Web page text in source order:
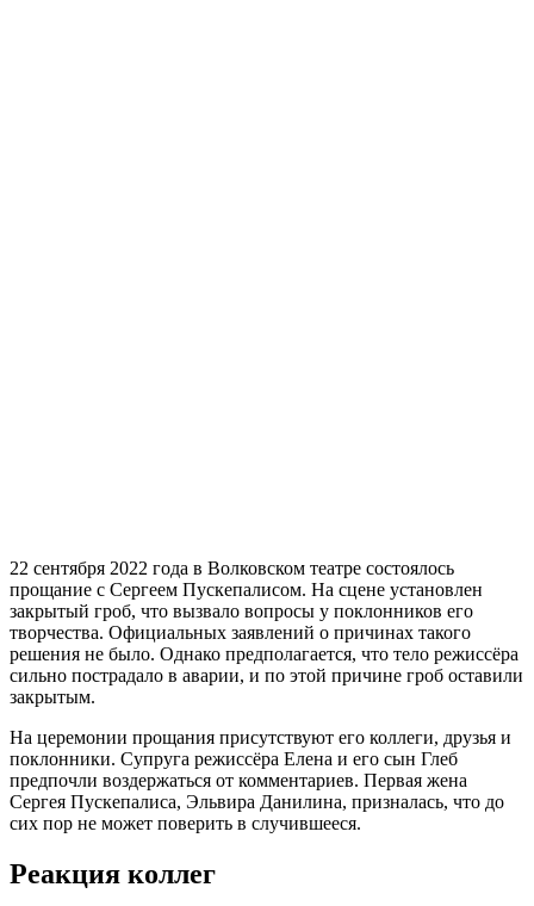
22 сентября 2022 года в Волковском театре состоялось
прощание с Сергеем Пускепалисом. На сцене установлен
закрытый гроб, что вызвало вопросы у поклонников его
творчества. Официальных заявлений о причинах такого
решения не было. Однако предполагается, что тело режиссёра
сильно пострадало в аварии, и по этой причине гроб оставили
закрытым.
На церемонии прощания присутствуют его коллеги, друзья и
поклонники. Супруга режиссёра Елена и его сын Глеб
предпочли воздержаться от комментариев. Первая жена
Сергея Пускепалиса, Эльвира Данилина, призналась, что до
сих пор не может поверить в случившееся.
Реакция коллег